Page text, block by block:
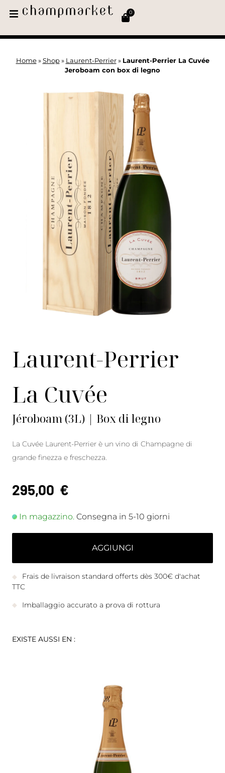
0
Home» Shop» Laurent-Perrier» Laurent-Perrier La Cuvée
Jeroboam con box di legno
Laurent-Perrier
La Cuvée
Jéroboam (3L) | Box di legno
La Cuvée Laurent-Perrier è un vino di Champagne di
grande finezza e freschezza.
295,00 €
In magazzino. Consegna in 5-10 giorni
AGGIUNGI
Frais de livraison standard offerts dès 300€ d'achat
TTC
Imballaggio accurato a prova di rottura
EXISTE AUSSI EN :